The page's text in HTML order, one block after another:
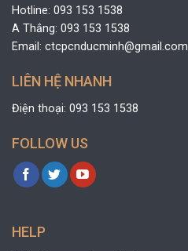
Hotline: 093 153 1538
A Thắng: 093 153 1538
Email: ctcpcnducminh@gmail.com
LIÊN HỆ NHANH
Điện thoại: 093 153 1538
FOLLOW US
HELP